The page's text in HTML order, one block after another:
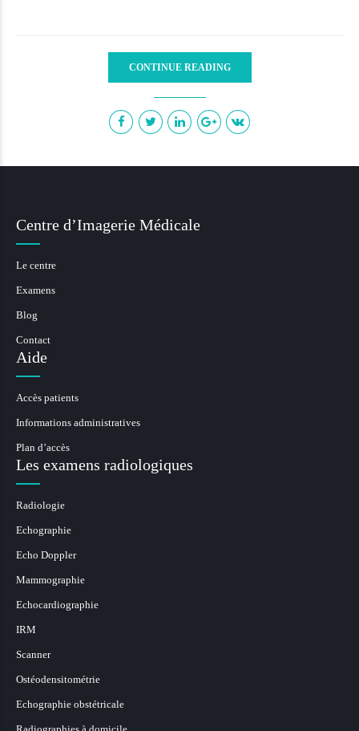
CONTINUE READING
Centre d’Imagerie Médicale
Le centre
Examens
Blog
Contact
Aide
Accès patients
Informations administratives
Plan d’accès
Les examens radiologiques
Radiologie
Echographie
Echo Doppler
Mammographie
Echocardiographie
IRM
Scanner
Ostéodensitométrie
Echographie obstétricale